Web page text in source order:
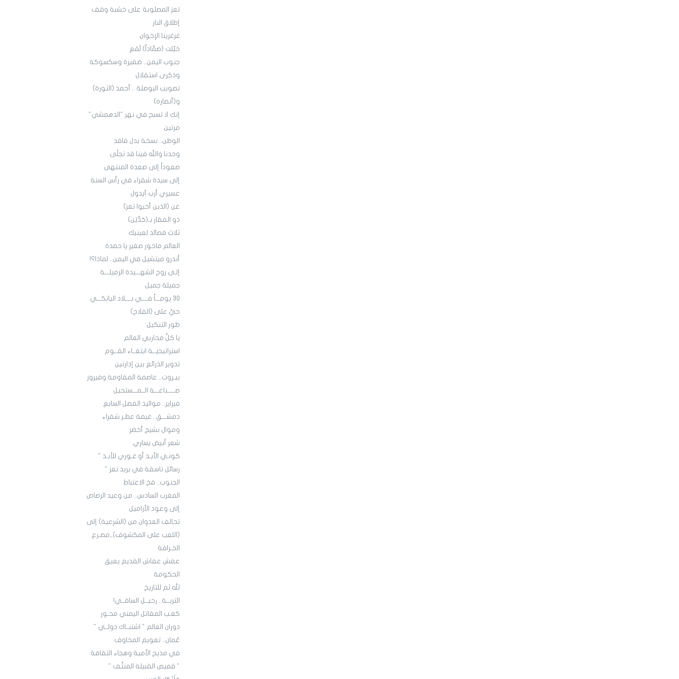
تعز المصلوبة على خشبة وقف
إطلاق النار
غرغرينا الإخوان
خيَّلت (صمَّاداً) لَمَع
جنوب اليمن.. ضفيرة وسكسوكة
وذكرى استقلال
تصويب البوصلة .. أحمد (الثورة)
و(أنصاره)
إنك لا تسبح في نهر "الدهمشي"
مرتين
الوطن.. نسخة بدل فاقد
وحدنا والله فينا قد تجلّى
صعوداً إلى صعدة المنتهى
إلى سيدة شقراء في رأس السنة
عسيري أرب آيدول
عن (الذين أحبوا تعز)
ذو الفقار بـ(حَدَّيْن)
ثلاث قصائد لعينيك
العالم ماخور صغير يا حمدة
أندرو ميتشيل في اليمن.. لماذا؟!
إلـى روح الشهـــيدة الزميلـــة
جميلة جميل
30 يومـــاً فــــي بــــلاد اليانكـــي
حيَّ على (الفلاح)
طور التنكيل
يا كلَّ محاربي العالم
استراتيجيــة ابتغــاء القــوم
تدوير الذرائع بين إدارتين
بيـروت.. عاصمة المقاومة وفيروز
صـــــناعـــة الــمـــستحيل
فبراير.. مواليد الفصل السابع
دمشـــق.. غيمة عطـر شقراء
وموال نشيج أخضر
شعر أبيض يساري
كونـي الأبـد أو غـوري للأبـد "
رسائل ناسفة في بريد تعز "
الجنوب.. فخ الاعتباط
المغرب السادس.. من وعيد الرصاص
إلى وعود الأزاميل
تحالف العدوان من (الشرعية) إلى
(اللعب على المكشوف),,مصـرع
الخـرافة
عفش عفاش القديم يعيق
الحكومة
لله ثم للتاريخ
التربــة.. رحيــل الساقــي!
كعـب المقاتل اليمني محـور
دوران العالم " اشتبــاك دولــي "
عُمان.. تعويم المخاوف
في مديح الأمية وهجاء الثقافة
" قميص القبيلة المنتَّف "